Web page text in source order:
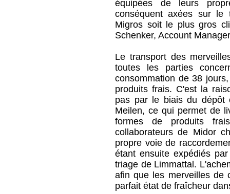
équipées de leurs
conséquent axées sur le
Migros soit le plus gros
Schenker, Account
Le transport des
toutes les parties
consommation de 38
produits frais. C'est la
pas par le biais du dépôt
Meilen, ce qui permet de
formes de produits
collaborateurs de Midor
propre voie de
étant ensuite expédiés
triage de Limmattal.
afin que les merveilles de
parfait état de fraîcheur